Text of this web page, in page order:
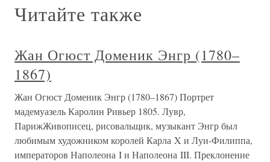
Читайте также
Жан Огюст Доменик Энгр (1780–
1867)
Жан Огюст Доменик Энгр (1780–1867) Портрет
мадемуазель Каролин Ривьер 1805. Лувр,
ПарижЖивописец, рисовальщик, музыкант Энгр был
любимым художником королей Карла X и Луи-Филиппа,
императоров Наполеона I и Наполеона III. Преклонение